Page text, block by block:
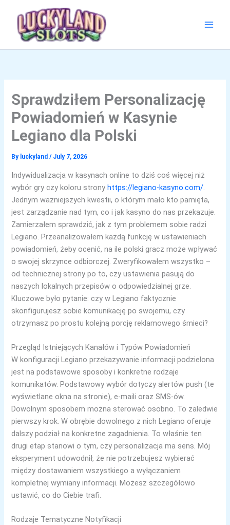
content
Sprawdziłem Personalizację
Powiadomień w Kasynie
Legiano dla Polski
By luckyland/ July 7, 2026
Indywidualizacja w kasynach online to dziś coś więcej niż
wybór gry czy koloru stronyhttps://legiano-kasyno.com/.
Jednym ważniejszych kwestii, o którym mało kto pamięta,
jest zarządzanie nad tym, co i jak kasyno do nas przekazuje.
Zamierzałem sprawdzić, jak z tym problemem sobie radzi
Legiano. Przeanalizowałem każdą funkcję w ustawieniach
powiadomień, żeby ocenić, na ile polski gracz może wpływać
o swojej skrzynce odbiorczej. Zweryfikowałem wszystko –
od technicznej strony po to, czy ustawienia pasują do
naszych lokalnych przepisów o odpowiedzialnej grze.
Kluczowe było pytanie: czy w Legiano faktycznie
skonfigurujesz sobie komunikację po swojemu, czy
otrzymasz po prostu kolejną porcję reklamowego śmieci?
Przegląd Istniejących Kanałów i Typów Powiadomień
W konfiguracji Legiano przekazywanie informacji podzielona
jest na podstawowe sposoby i konkretne rodzaje
komunikatów. Podstawowy wybór dotyczy alertów push (te
wyświetlane okna na stronie), e-maili oraz SMS-ów.
Dowolnym sposobem można sterować osobno. To zaledwie
pierwszy krok. W obrębie dowolnego z nich Legiano oferuje
dalszy podział na konkretne zagadnienia. To właśnie ten
drugi etap stanowi o tym, czy personalizacja ma sens. Mój
eksperyment udowodnił, że nie potrzebujesz wybierać
między dostawaniem wszystkiego a wyłączaniem
kompletnej wymiany informacji. Możesz szczegółowo
ustawić, co do Ciebie trafi.
Rodzaje Tematyczne Notyfikacji